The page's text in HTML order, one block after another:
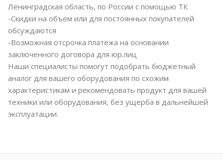
Ленинградская область, по России с помощью ТК
-Скидки на объем или для постоянных покупателей
обсуждаются
-Возможная отсрочка платежа на основании
заключенного договора для юр.лиц
Наши специалисты помогут подобрать бюджетный
аналог для вашего оборудования по схожим
характеристикам и рекомендовать продукт для вашей
техники или оборудования, без ущерба в дальнейшей
эксплуатации.